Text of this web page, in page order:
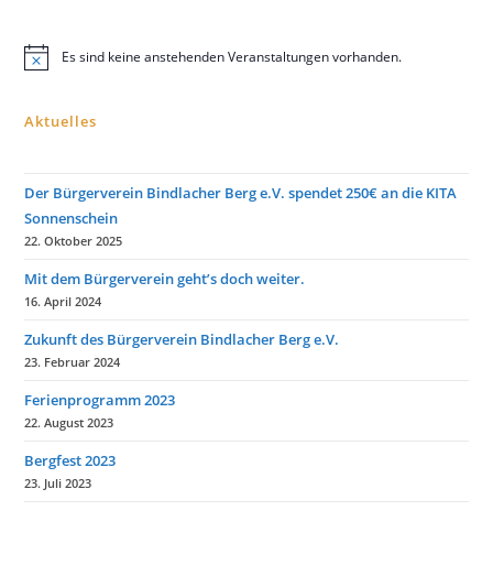
H
w
Es sind keine anstehenden Veranstaltungen vorhanden.
Aktuelles
Der Bürgerverein Bindlacher Berg e.V. spendet 250€ an die KITA
Sonnenschein
22. Oktober 2025
Mit dem Bürgerverein geht’s doch weiter.
16. April 2024
Zukunft des Bürgerverein Bindlacher Berg e.V.
23. Februar 2024
Ferienprogramm 2023
22. August 2023
Bergfest 2023
23. Juli 2023